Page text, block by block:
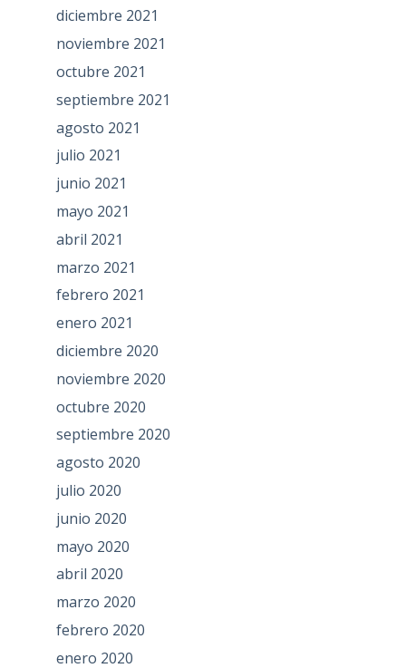
diciembre 2021
noviembre 2021
octubre 2021
septiembre 2021
agosto 2021
julio 2021
junio 2021
mayo 2021
abril 2021
marzo 2021
febrero 2021
enero 2021
diciembre 2020
noviembre 2020
octubre 2020
septiembre 2020
agosto 2020
julio 2020
junio 2020
mayo 2020
abril 2020
marzo 2020
febrero 2020
enero 2020